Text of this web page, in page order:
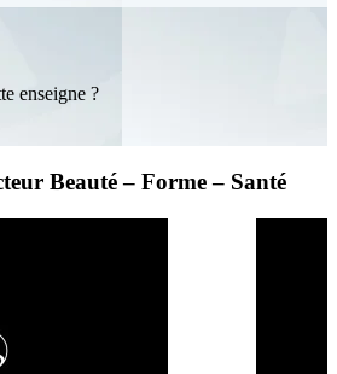
enseigne ?
Beauté – Forme – Santé